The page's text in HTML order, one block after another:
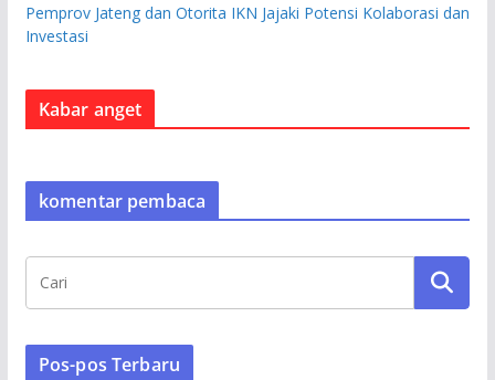
Pemprov Jateng dan Otorita IKN Jajaki Potensi Kolaborasi dan
Investasi
Kabar anget
komentar pembaca
Pos-pos Terbaru